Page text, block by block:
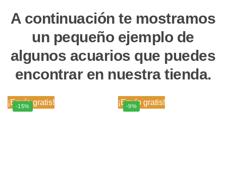
A continuación te mostramos
un pequeño ejemplo de
algunos acuarios que puedes
encontrar en nuestra tienda.
-15%
¡Envío gratis! -9%
¡Envío gratis!